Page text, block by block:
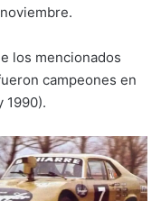
los mencionados
campeones en
1990).